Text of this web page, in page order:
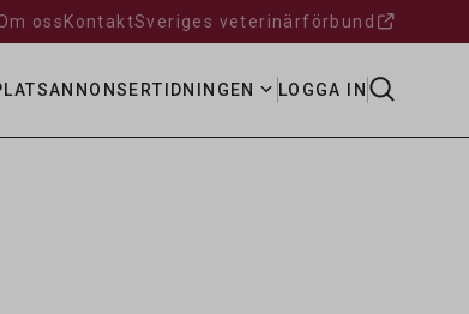
oss KontaktSveriges veterinärförbund
TIDNINGEN LOGGA IN